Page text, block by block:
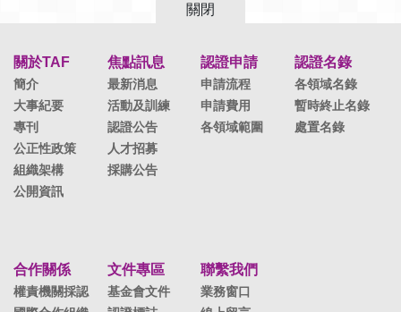
關閉
關於TAF
簡介
大事紀要
專刊
公正性政策
組織架構
公開資訊
焦點訊息
最新消息
活動及訓練
認證公告
人才招募
採購公告
認證申請
申請流程
申請費用
各領域範圍
認證名錄
各領域名錄
暫時終止名錄
處置名錄
合作關係
權責機關採認
文件專區
基金會文件
聯繫我們
業務窗口